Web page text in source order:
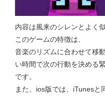
内容は風来のシレンとよく
このゲームの特徴は、
音楽のリズムに合わせて移
い時間で次の行動を決める
です。
また、ios版では、iTunesと